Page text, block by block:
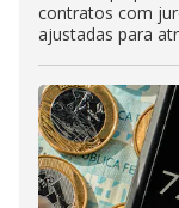
contratos com
ajustadas para